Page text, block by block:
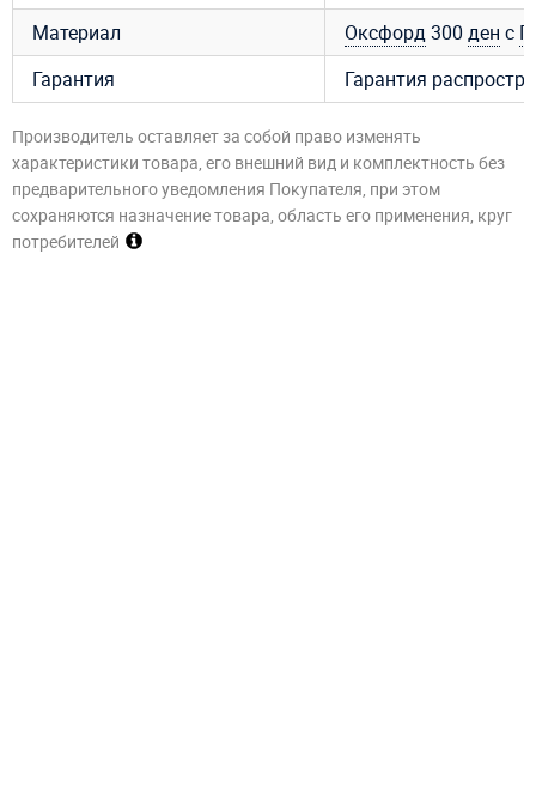
Материал
Оксфорд300 ден с
Гарантия
Гарантия
Производитель оставляет за собой право изменять
характеристики товара, его внешний вид и комплектность без
предварительного уведомления Покупателя, при этом
сохраняются назначение товара, область его применения, круг
потребителей